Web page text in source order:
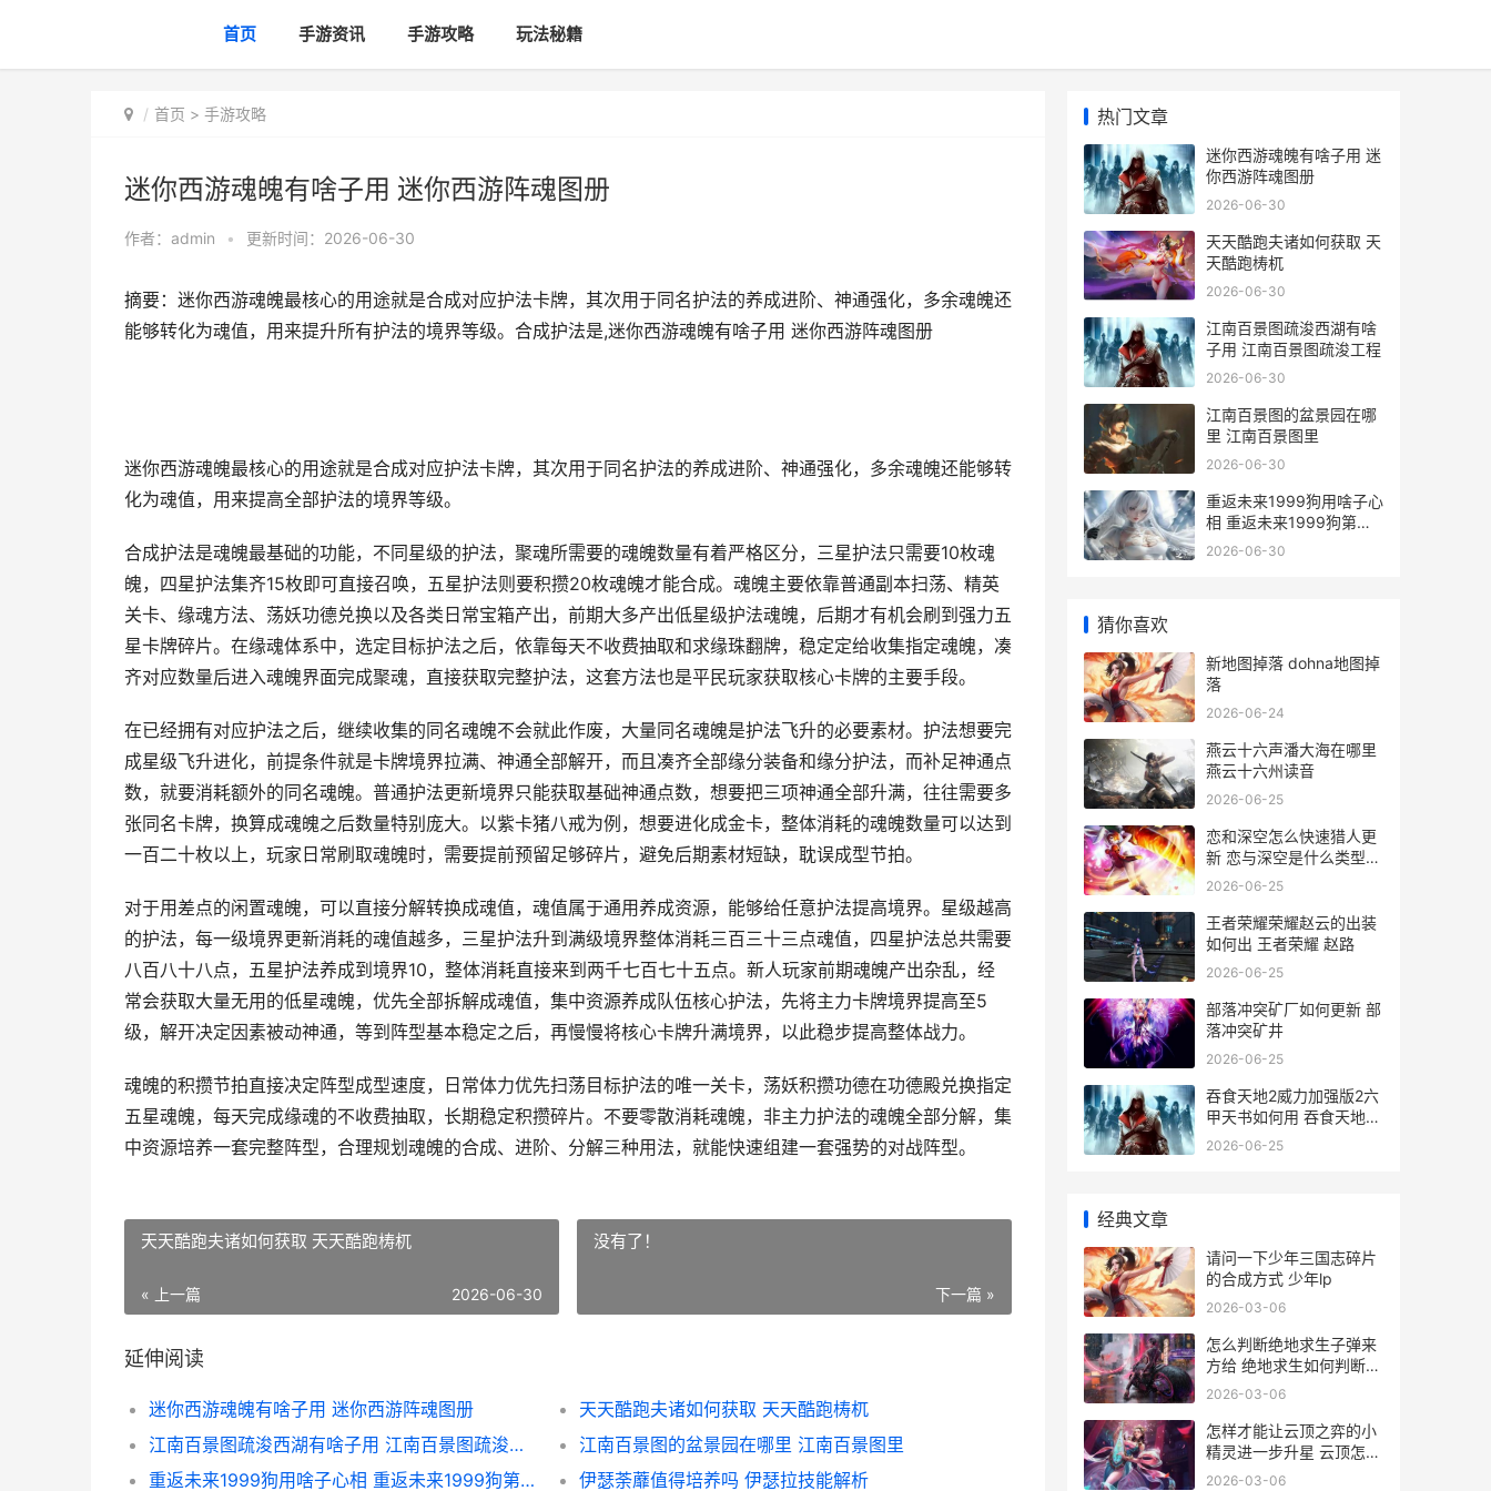
首页 手游资讯 手游攻略 玩法秘籍
首页 > 手游攻略
迷你西游魂魄有啥子用 迷你西游阵魂图册
作者： admin • 更新时间：2026-06-30
摘要：迷你西游魂魄最核心的用途就是合成对应护法卡牌，其次用于同名护法的养成进阶、神通强化，多余魂魄还
能够转化为魂值，用来提升所有护法的境界等级。合成护法是,迷你西游魂魄有啥子用 迷你西游阵魂图册
迷你西游魂魄最核心的用途就是合成对应护法卡牌，其次用于同名护法的养成进阶、神通强化，多余魂魄还能够转
化为魂值，用来提高全部护法的境界等级。
合成护法是魂魄最基础的功能，不同星级的护法，聚魂所需要的魂魄数量有着严格区分，三星护法只需要10枚魂
魄，四星护法集齐15枚即可直接召唤，五星护法则要积攒20枚魂魄才能合成。魂魄主要依靠普通副本扫荡、精英
关卡、缘魂方法、荡妖功德兑换以及各类日常宝箱产出，前期大多产出低星级护法魂魄，后期才有机会刷到强力五
星卡牌碎片。在缘魂体系中，选定目标护法之后，依靠每天不收费抽取和求缘珠翻牌，稳定定给收集指定魂魄，凑
齐对应数量后进入魂魄界面完成聚魂，直接获取完整护法，这套方法也是平民玩家获取核心卡牌的主要手段。
在已经拥有对应护法之后，继续收集的同名魂魄不会就此作废，大量同名魂魄是护法飞升的必要素材。护法想要完
成星级飞升进化，前提条件就是卡牌境界拉满、神通全部解开，而且凑齐全部缘分装备和缘分护法，而补足神通点
数，就要消耗额外的同名魂魄。普通护法更新境界只能获取基础神通点数，想要把三项神通全部升满，往往需要多
张同名卡牌，换算成魂魄之后数量特别庞大。以紫卡猪八戒为例，想要进化成金卡，整体消耗的魂魄数量可以达到
一百二十枚以上，玩家日常刷取魂魄时，需要提前预留足够碎片，避免后期素材短缺，耽误成型节拍。
对于用差点的闲置魂魄，可以直接分解转换成魂值，魂值属于通用养成资源，能够给任意护法提高境界。星级越高
的护法，每一级境界更新消耗的魂值越多，三星护法升到满级境界整体消耗三百三十三点魂值，四星护法总共需要
八百八十八点，五星护法养成到境界10，整体消耗直接来到两千七百七十五点。新人玩家前期魂魄产出杂乱，经
常会获取大量无用的低星魂魄，优先全部拆解成魂值，集中资源养成队伍核心护法，先将主力卡牌境界提高至5
级，解开决定因素被动神通，等到阵型基本稳定之后，再慢慢将核心卡牌升满境界，以此稳步提高整体战力。
魂魄的积攒节拍直接决定阵型成型速度，日常体力优先扫荡目标护法的唯一关卡，荡妖积攒功德在功德殿兑换指定
五星魂魄，每天完成缘魂的不收费抽取，长期稳定积攒碎片。不要零散消耗魂魄，非主力护法的魂魄全部分解，集
中资源培养一套完整阵型，合理规划魂魄的合成、进阶、分解三种用法，就能快速组建一套强势的对战阵型。
天天酷跑夫诸如何获取 天天酷跑梼杌
« 上一篇 2026-06-30
没有了！
下一篇 »
延伸阅读
迷你西游魂魄有啥子用 迷你西游阵魂图册
天天酷跑夫诸如何获取 天天酷跑梼杌
江南百景图疏浚西湖有啥子用 江南百景图疏浚工程
江南百景图的盆景园在哪里 江南百景图里
重返未来1999狗用啥子心相 重返未来1999狗第二关
伊瑟荼蘼值得培养吗 伊瑟拉技能解析
热门文章
迷你西游魂魄有啥子用 迷
你西游阵魂图册
2026-06-30
天天酷跑夫诸如何获取 天
天酷跑梼杌
2026-06-30
江南百景图疏浚西湖有啥
子用 江南百景图疏浚工程
2026-06-30
江南百景图的盆景园在哪
里 江南百景图里
2026-06-30
重返未来1999狗用啥子心
相 重返未来1999狗第二
关
2026-06-30
猜你喜欢
新地图掉落 dohna地图掉
落
2026-06-24
燕云十六声潘大海在哪里
燕云十六州读音
2026-06-25
恋和深空怎么快速猎人更
新 恋与深空是什么类型游
戏
2026-06-25
王者荣耀荣耀赵云的出装
如何出 王者荣耀 赵路
2026-06-25
部落冲突矿厂如何更新 部
落冲突矿井
2026-06-25
吞食天地2威力加强版2六
甲天书如何用 吞食天地2
威力加强版
2026-06-25
经典文章
请问一下少年三国志碎片
的合成方式 少年lp
2026-03-06
怎么判断绝地求生子弹来
方给 绝地求生如何判断对
方是否是自己的队友
2026-03-06
怎样才能让云顶之弈的小
精灵进一步升星 云顶怎么
快速上手
2026-03-06